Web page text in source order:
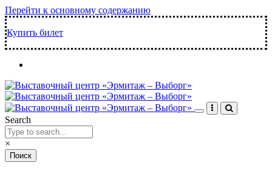
Перейти к основному содержанию
Купить билет
Search
×